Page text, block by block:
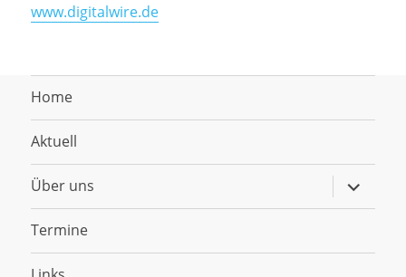
www.digitalwire.de
Home
Aktuell
Über uns anzeigen
Termine